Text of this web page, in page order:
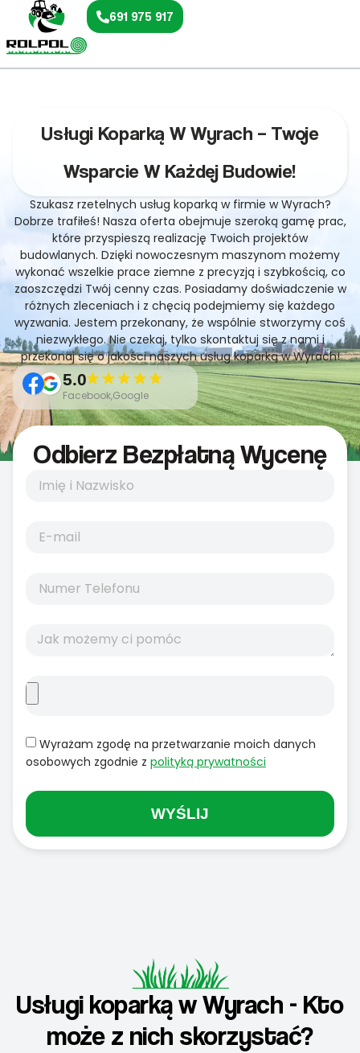
691 975 917
Usługi Koparką W Wyrach – Twoje
Wsparcie W Każdej Budowie!
Szukasz rzetelnych usług koparką w firmie w Wyrach?
Dobrze trafiłeś! Nasza oferta obejmuje szeroką gamę prac,
które przyspieszą realizację Twoich projektów
budowlanych. Dzięki nowoczesnym maszynom możemy
wykonać wszelkie prace ziemne z precyzją i szybkością, co
zaoszczędzi Twój cenny czas. Posiadamy doświadczenie w
różnych zleceniach i z chęcią podejmiemy się każdego
wyzwania. Jestem przekonany, że wspólnie stworzymy coś
niezwykłego. Nie czekaj, tylko skontaktuj się z nami i
przekonaj się o jakości naszych usług koparką w Wyrach!
5.0
Facebook,Google
Odbierz Bezpłatną Wycenę
Wyrażam zgodę na przetwarzanie moich danych
osobowych zgodnie z polityką prywatności
WYŚLIJ
Usługi koparką w Wyrach - Kto
może z nich skorzystać?